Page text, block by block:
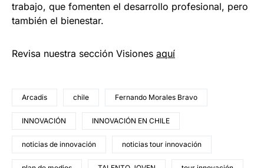
trabajo, que fomenten el desarrollo profesional, pero
también el bienestar.
Revisa nuestra sección Visiones aquí
Arcadis chile Fernando Morales Bravo
INNOVACIÓN INNOVACIÓN EN CHILE
noticias de innovación noticias tour innovación